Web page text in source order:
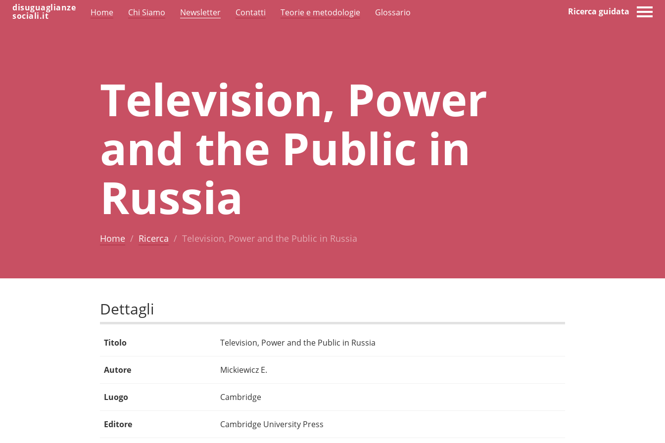
disuguaglianze
sociali.it Home Chi Siamo Newsletter Contatti Teorie e metodologie Glossario Ricerca guidata
Television, Power
and the Public in
Russia
Home Ricerca Television, Power and the Public in Russia
Dettagli
Titolo Television, Power and the Public in Russia
Autore Mickiewicz E.
Luogo Cambridge
Editore Cambridge University Press